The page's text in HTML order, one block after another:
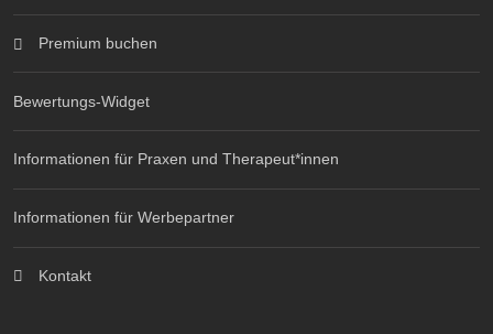
Premium buchen
Bewertungs-Widget
Informationen für Praxen und Therapeut*innen
Informationen für Werbepartner
Kontakt